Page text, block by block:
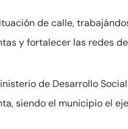
de calle,
y fortalecer las redes
de Desarrollo
siendo el municipio el